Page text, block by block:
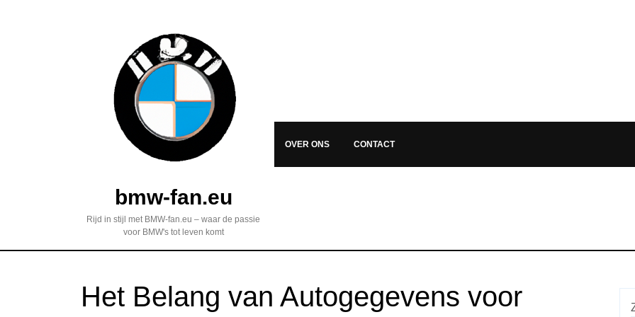
bmw-fan.eu
Rijd in stijl met BMW-fan.eu – waar de passie
voor BMW's tot leven komt
OVER ONS CONTACT
Het Belang van Autogegevens voor